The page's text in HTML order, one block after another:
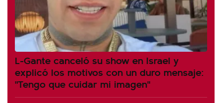
L-Gante canceló su show en Israel y
explicó los motivos con un duro mensaje:
"Tengo que cuidar mi imagen"